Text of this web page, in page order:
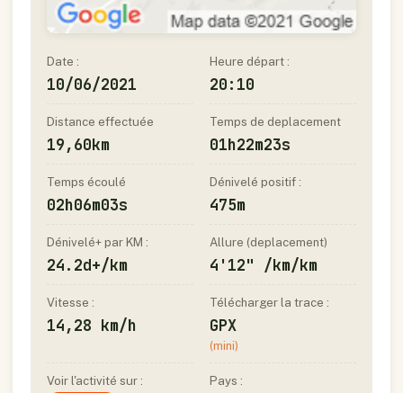
Date :
10/06/2021
Heure départ :
20:10
Distance effectuée
19,60km
Temps de deplacement
01h22m23s
Temps écoulé
02h06m03s
Dénivelé positif :
475m
Dénivelé+ par KM :
24.2d+/km
Allure (deplacement)
4'12" /km/km
Vitesse :
14,28 km/h
Télécharger la trace :
GPX
(mini)
Voir l'activité sur : Pays :